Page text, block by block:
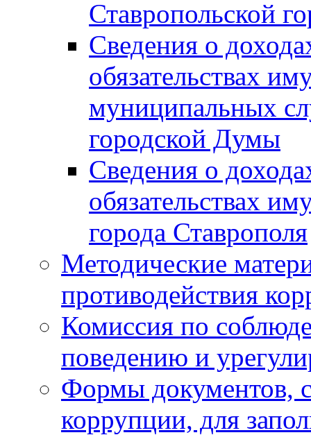
Ставропольской
Сведения о
обязательствах
муниципальных
городской Думы
Сведения о
обязательствах
города Ставрополя
Методические
противодействия
Комиссия по
поведению и
Формы документов,
коррупции, для